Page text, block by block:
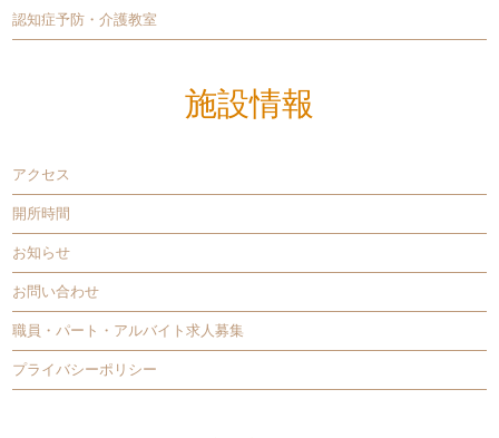
認知症予防・介護教室
施設情報
アクセス
開所時間
お知らせ
お問い合わせ
職員・パート・アルバイト求人募集
プライバシーポリシー